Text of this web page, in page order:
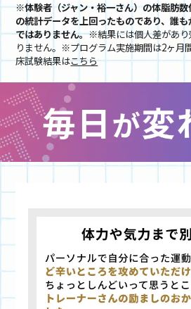
※体験者（ジャン・裕一さん）の体脂肪
の統計データを上回ったものであり、誰
ではありません。※結果には個人差があ
りません。※プログラム実施期間は2ヶ月
床試験結果はこちら